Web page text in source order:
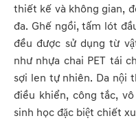
thiết kế và không gian,
đa. Ghế ngồi, tấm lót
đều được sử dụng từ
như nhựa chai PET tái
sợi len tự nhiên. Da nội
điều khiển, công tắc,
sinh học đặc biệt chiết